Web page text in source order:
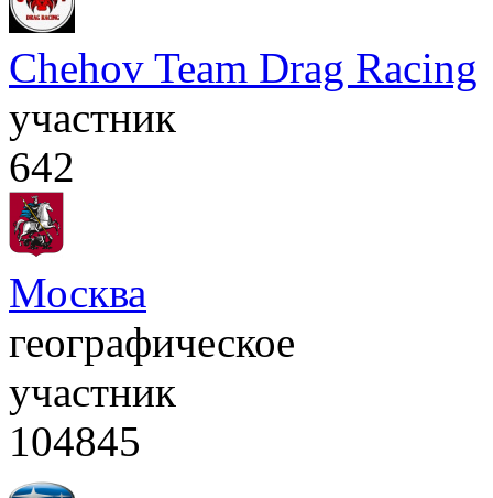
Chehov Team Drag Racing
участник
642
Москва
географическое
участник
104845